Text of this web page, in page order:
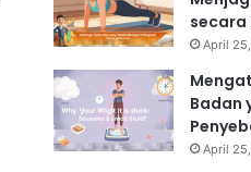
secara
April
Badan
April